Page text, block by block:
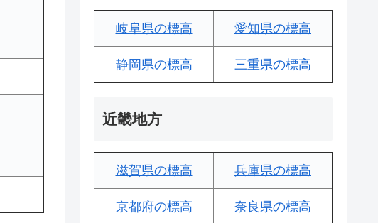
岐阜県の標高 愛知県の標高
静岡県の標高 三重県の標高
近畿地方
滋賀県の標高 兵庫県の標高
京都府の標高 奈良県の標高